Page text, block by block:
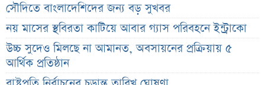
সৌদিতে বাংলাদেশিদের জন্য বড় সুখবর
নয় মাসের স্থবিরতা কাটিয়ে আবার গ্যাস পরিবহনে ইন্ট্রাকো
উচ্চ সুদেও মিলছে না আমানত, অবসায়নের প্রক্রিয়ায় ৫
আর্থিক প্রতিষ্ঠান